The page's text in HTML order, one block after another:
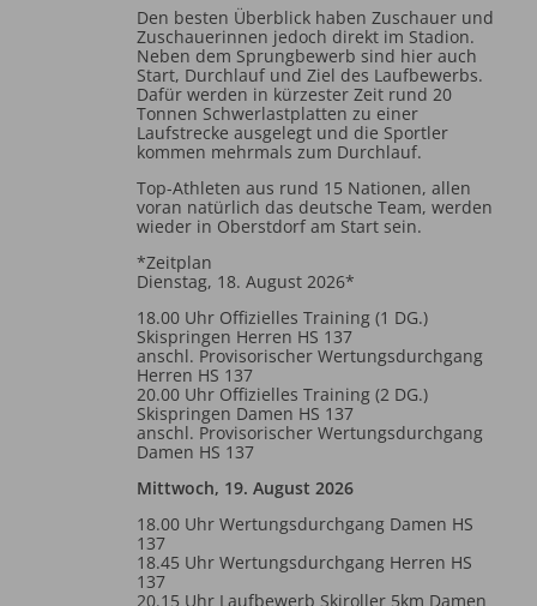
Den besten Überblick haben Zuschauer und
Zuschauerinnen jedoch direkt im Stadion.
Neben dem Sprungbewerb sind hier auch
Start, Durchlauf und Ziel des Laufbewerbs.
Dafür werden in kürzester Zeit rund 20
Tonnen Schwerlastplatten zu einer
Laufstrecke ausgelegt und die Sportler
kommen mehrmals zum Durchlauf.
Top-Athleten aus rund 15 Nationen, allen
voran natürlich das deutsche Team, werden
wieder in Oberstdorf am Start sein.
*Zeitplan
Dienstag, 18. August 2026*
18.00 Uhr Offizielles Training (1 DG.)
Skispringen Herren HS 137
anschl. Provisorischer Wertungsdurchgang
Herren HS 137
20.00 Uhr Offizielles Training (2 DG.)
Skispringen Damen HS 137
anschl. Provisorischer Wertungsdurchgang
Damen HS 137
Mittwoch, 19. August 2026
18.00 Uhr Wertungsdurchgang Damen HS
137
18.45 Uhr Wertungsdurchgang Herren HS
137
20.15 Uhr Laufbewerb Skiroller 5km Damen